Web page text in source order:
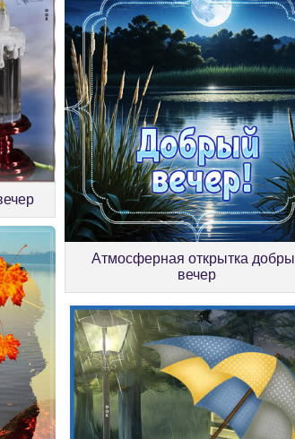
Атмосферная открытка
вечер